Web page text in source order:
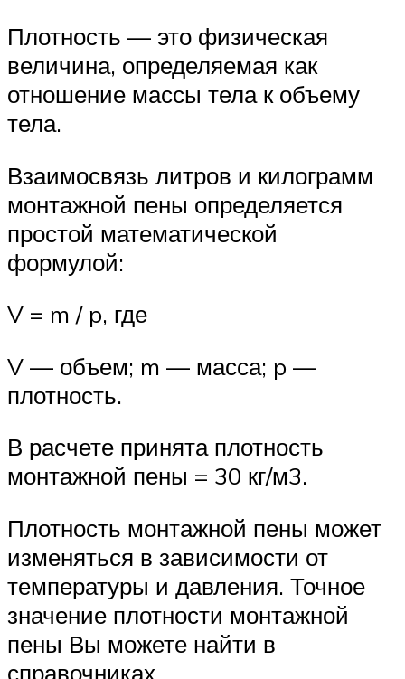
Плотность — это физическая
величина, определяемая как
отношение массы тела к объему
тела.
Взаимосвязь литров и килограмм
монтажной пены определяется
простой математической
формулой:
V = m / p, где
V — объем; m — масса; p —
плотность.
В расчете принята плотность
монтажной пены = 30 кг/м3.
Плотность монтажной пены может
изменяться в зависимости от
температуры и давления. Точное
значение плотности монтажной
пены Вы можете найти в
справочниках.